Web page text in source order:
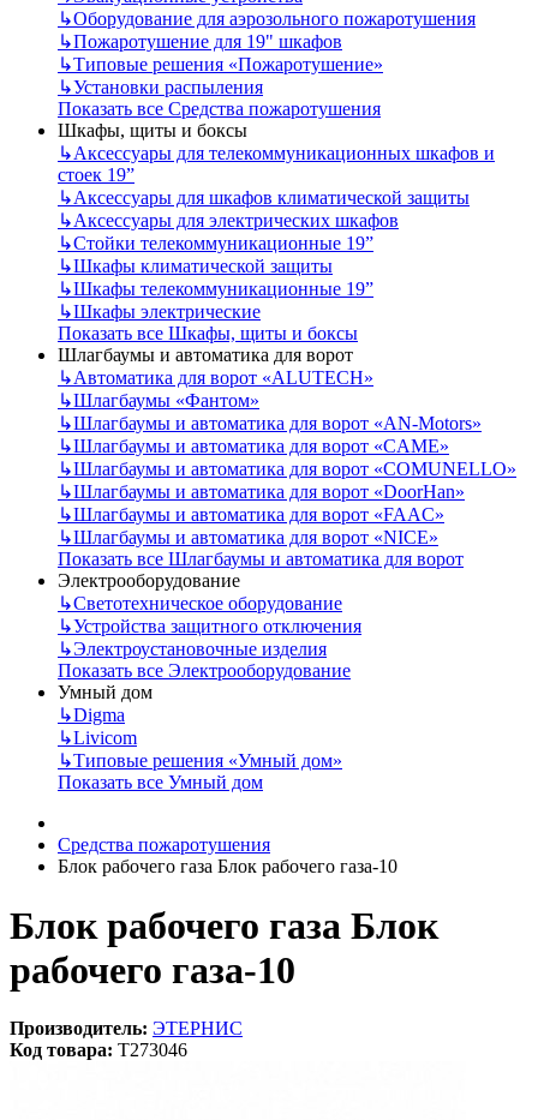
↳Оборудование для аэрозольного пожаротушения
↳Пожаротушение для 19" шкафов
↳Типовые решения «Пожаротушение»
↳Установки распыления
Показать все Средства пожаротушения
Шкафы, щиты и боксы
↳Аксессуары для телекоммуникационных шкафов и
стоек 19”
↳Аксессуары для шкафов климатической защиты
↳Аксессуары для электрических шкафов
↳Стойки телекоммуникационные 19”
↳Шкафы климатической защиты
↳Шкафы телекоммуникационные 19”
↳Шкафы электрические
Показать все Шкафы, щиты и боксы
Шлагбаумы и автоматика для ворот
↳Автоматика для ворот «ALUTECH»
↳Шлагбаумы «Фантом»
↳Шлагбаумы и автоматика для ворот «AN-Motors»
↳Шлагбаумы и автоматика для ворот «CAME»
↳Шлагбаумы и автоматика для ворот «COMUNELLO»
↳Шлагбаумы и автоматика для ворот «DoorHan»
↳Шлагбаумы и автоматика для ворот «FAAC»
↳Шлагбаумы и автоматика для ворот «NICE»
Показать все Шлагбаумы и автоматика для ворот
Электрооборудование
↳Светотехническое оборудование
↳Устройства защитного отключения
↳Электроустановочные изделия
Показать все Электрооборудование
Умный дом
↳Digma
↳Livicom
↳Типовые решения «Умный дом»
Показать все Умный дом
Средства пожаротушения
Блок рабочего газа Блок рабочего газа-10
Блок рабочего газа Блок
рабочего газа-10
Производитель: ЭТЕРНИС
Код товара: T273046